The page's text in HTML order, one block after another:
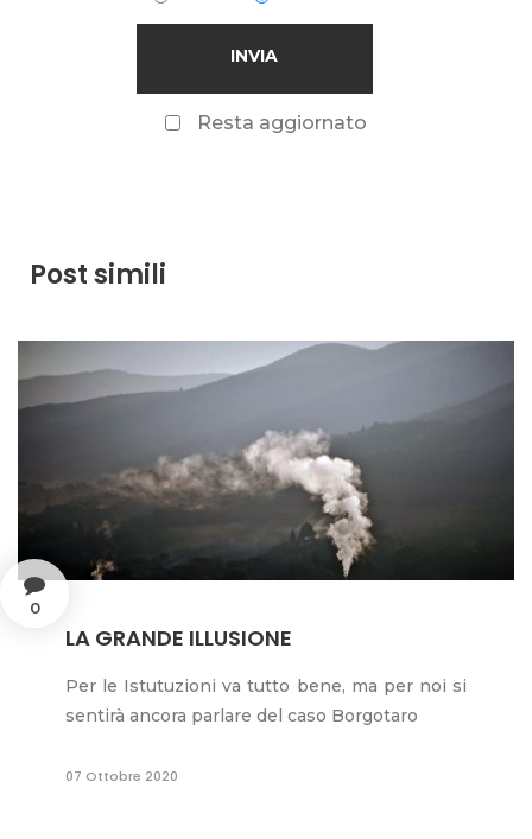
Resta aggiornato
Post simili
0
LA GRANDE ILLUSIONE
Per le Istutuzioni va tutto bene, ma per noi si
sentirà ancora parlare del caso Borgotaro
07 Ottobre 2020